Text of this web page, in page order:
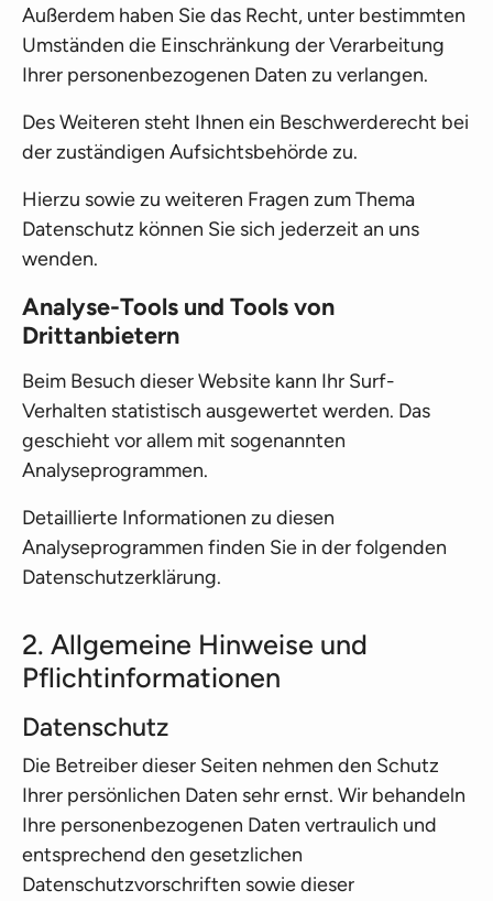
Außerdem haben Sie das Recht, unter bestimmten
Umständen die Einschränkung der Verarbeitung
Ihrer personenbezogenen Daten zu verlangen.
Des Weiteren steht Ihnen ein Beschwerderecht bei
der zuständigen Aufsichtsbehörde zu.
Hierzu sowie zu weiteren Fragen zum Thema
Datenschutz können Sie sich jederzeit an uns
wenden.
Analyse-Tools und Tools von
Drittanbietern
Beim Besuch dieser Website kann Ihr Surf-
Verhalten statistisch ausgewertet werden. Das
geschieht vor allem mit sogenannten
Analyseprogrammen.
Detaillierte Informationen zu diesen
Analyseprogrammen finden Sie in der folgenden
Datenschutzerklärung.
2. Allgemeine Hinweise und
Pflichtinformationen
Datenschutz
Die Betreiber dieser Seiten nehmen den Schutz
Ihrer persönlichen Daten sehr ernst. Wir behandeln
Ihre personenbezogenen Daten vertraulich und
entsprechend den gesetzlichen
Datenschutzvorschriften sowie dieser